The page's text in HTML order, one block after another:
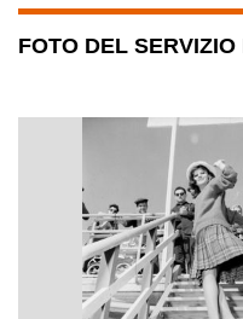
FOTO DEL